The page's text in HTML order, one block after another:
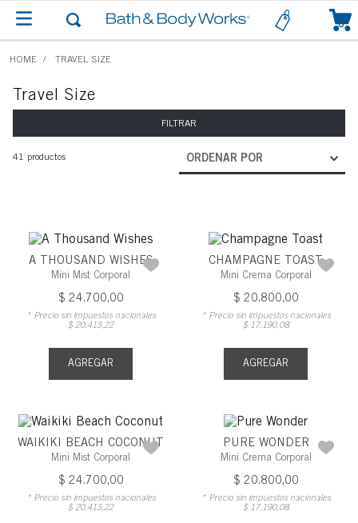
0
TRAVEL SIZE
Travel Size
FILTRAR
41 productos ORDENAR POR
A THOUSAND WISHES
Mini Mist Corporal
$ 24.700,00
* Precio sin impuestos nacionales
$ 20.413, 22
AGREGAR
CHAMPAGNE TOAST
Mini Crema Corporal
$ 20.800,00
* Precio sin impuestos nacionales
$ 17. 190, 08
AGREGAR
WAIKIKI BEACH COCONUT
Mini Mist Corporal
$ 24.700,00
* Precio sin impuestos nacionales
$ 20.413, 22
PURE WONDER
Mini Crema Corporal
$ 20.800,00
* Precio sin impuestos nacionales
$ 17. 190, 08